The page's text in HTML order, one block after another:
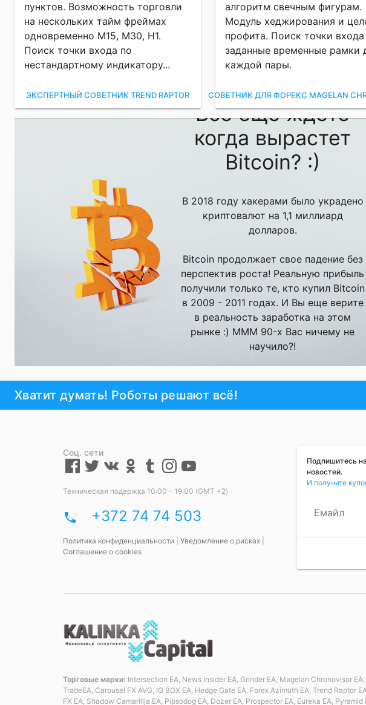
пунктов. Возможность торговли
на нескольких тайм фреймах
одновременно M15, M30, H1.
Поиск точки входа по
нестандартному индикатору...
ЭКСПЕРТНЫЙ СОВЕТНИК TREND RAPTOR
алгоритм свечным фигурам.
Модуль хеджирования и
профита. Поиск точки
заданные временные рамки
каждой пары.
СОВЕТНИК ДЛЯ ФОРЕКС MAGELAN
Всё ещё ждете
когда вырастет
Bitcoin? :)
В 2018 году хакерами было украдено
криптовалют на 1,1 миллиард
долларов.
Bitcoin продолжает свое падение без
перспектив роста! Реальную прибыль
получили только те, кто купил Bitcoin
в 2009 - 2011 годах. И Вы еще верите
в реальность заработка на этом
рынке :) MMM 90-х Вас ничему не
научило?!
Хватит думать! Роботы решают всё!
Соц. сети
Техническая подержка 10:00 - 19:00 (GMT +2)
phone +372 74 74 503
Политика конфиденциальности| Уведомление о рисках|
Соглашение о cookies
Подпишитесь
новостей.
И получите
Емайл
Торговые марки: Intersection EA, News Insider EA, Grinder EA, Magelan Chronovisor
TradeEA, Carousel FX AVG, IQ BOX EA, Hedge Gate EA, Forex Azimuth EA, Trend Raptor
FX EA, Shadow Camarillja EA, Pipsodog EA, Dozer EA, Prospector EA, Eureka EA, Pyramid